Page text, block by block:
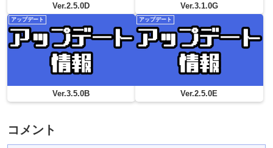
Ver.2.5.0D Ver.3.1.0G
アップデート
Ver.3.5.0B
アップデート
Ver.2.5.0E
コメント